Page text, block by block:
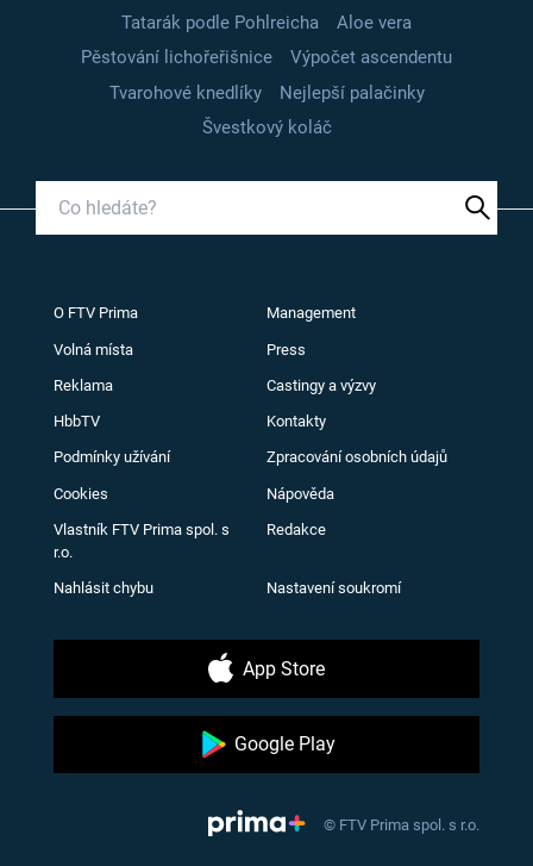
Tatarák podle Pohlreicha
Aloe vera
Pěstování lichořeřišnice
Výpočet ascendentu
Tvarohové knedlíky
Nejlepší palačinky
Švestkový koláč
O FTV Prima Management
Volná místa Press
Reklama Castingy a výzvy
HbbTV Kontakty
Podmínky užívání Zpracování osobních údajů
Cookies Nápověda
Vlastník FTV Prima spol. s
r.o.
Redakce
Nahlásit chybu Nastavení soukromí
App Store
Google Play
© FTV Prima spol. s r.o.